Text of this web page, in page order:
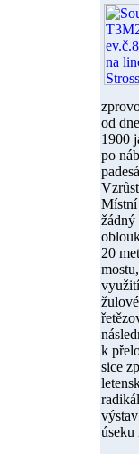
od
1900
po
Místní
žádný
20
k
sice
úseku